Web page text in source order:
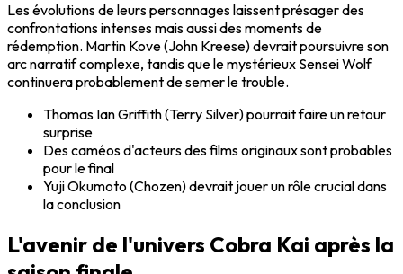
Les évolutions de leurs personnages laissent présager des
confrontations intenses mais aussi des moments de
rédemption. Martin Kove (John Kreese) devrait poursuivre son
arc narratif complexe, tandis que le mystérieux Sensei Wolf
continuera probablement de semer le trouble.
Thomas Ian Griffith (Terry Silver) pourrait faire un retour
surprise
Des caméos d'acteurs des films originaux sont probables
pour le final
Yuji Okumoto (Chozen) devrait jouer un rôle crucial dans
la conclusion
L'avenir de l'univers Cobra Kai après la